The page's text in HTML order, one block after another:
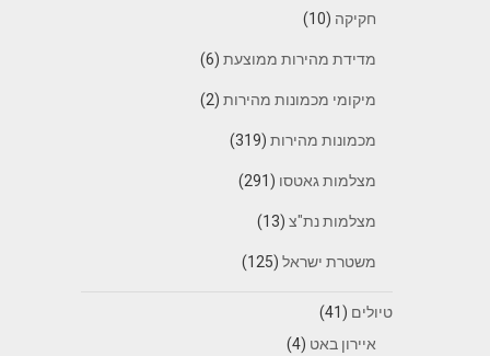
חקיקה (10)
מדידת מהירות ממוצעת(6)
מיקומי מכמונות מהירות(2)
מכמונות מהירות(319)
מצלמות גאטסו (291)
מצלמות נת"צ(13)
משטרת ישראל(125)
טיולים (41)
איירון באט (4)